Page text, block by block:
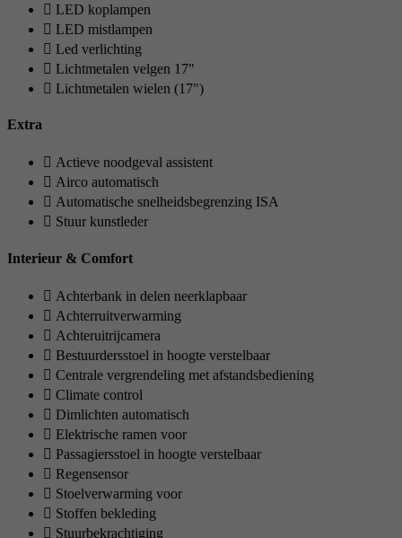
LED koplampen
LED mistlampen
Led verlichting
Lichtmetalen velgen 17"
Lichtmetalen wielen (17")
Extra
Actieve noodgeval assistent
Airco automatisch
Automatische snelheidsbegrenzing ISA
Stuur kunstleder
Interieur & Comfort
Achterbank in delen neerklapbaar
Achterruitverwarming
Achteruitrijcamera
Bestuurdersstoel in hoogte verstelbaar
Centrale vergrendeling met afstandsbediening
Climate control
Dimlichten automatisch
Elektrische ramen voor
Passagiersstoel in hoogte verstelbaar
Regensensor
Stoelverwarming voor
Stoffen bekleding
Stuurbekrachtiging